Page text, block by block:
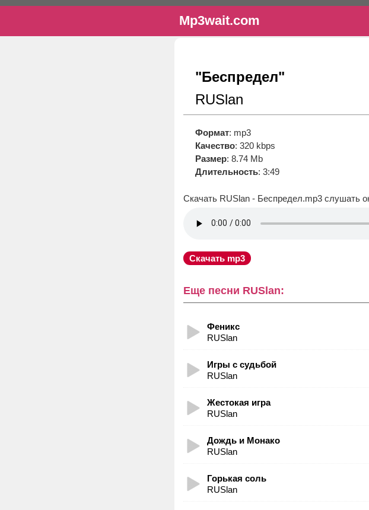
Mp3wait.com
"Беспредел"
RUSlan
Формат: mp3
Качество: 320 kbps
Размер: 8.74 Mb
Длительность: 3:49
Скачать RUSlan - Беспредел.mp3 слушать
Скачать mp3
Еще песни RUSlan:
Феникс
RUSlan
Игры с судьбой
RUSlan
Жестокая игра
RUSlan
Дождь и Монако
RUSlan
Горькая соль
RUSlan